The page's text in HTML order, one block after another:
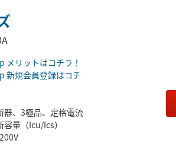
メリットはコチラ！
新規会員登録はコチ
器、3極品、定格電流
量（Icu/Ics）